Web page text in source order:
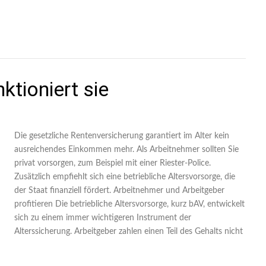
sie
Die gesetzliche Rentenversicherung garantiert im Alter kein
ausreichendes Einkommen mehr. Als Arbeitnehmer sollten Sie
privat vorsorgen, zum Beispiel mit einer Riester-Police.
Zusätzlich empfiehlt sich eine betriebliche Altersvorsorge, die
der Staat finanziell fördert. Arbeitnehmer und Arbeitgeber
profitieren Die betriebliche Altersvorsorge, kurz bAV, entwickelt
sich zu einem immer wichtigeren Instrument der
Alterssicherung. Arbeitgeber zahlen einen Teil des Gehalts nicht